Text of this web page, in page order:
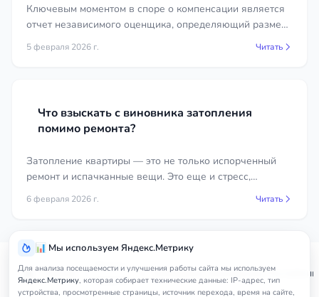
📊 Мы используем Яндекс.Метрику
Для анализа посещаемости и улучшения работы сайта мы используем
Яндекс.Метрику, которая собирает технические данные: IP-адрес, тип
устройства, просмотренные страницы, источник перехода, время на сайте,
Ключевым моментом в споре о компенсации является
отчет независимого оценщика, определяющий размер
вреда. Часто стороны заказывают экспертизы в разных
организациях, что приводит к разным выводам.
5 февраля 2026 г. Читать
Что взыскать с виновника затопления
помимо ремонта?
Затопление квартиры — это не только испорченный
ремонт и испачканные вещи. Это еще и стресс,
временные неудобства и дополнительные расходы.
6 февраля 2026 г. Читать
Главная
Услуги
юриста
Кабардино-Балкарская